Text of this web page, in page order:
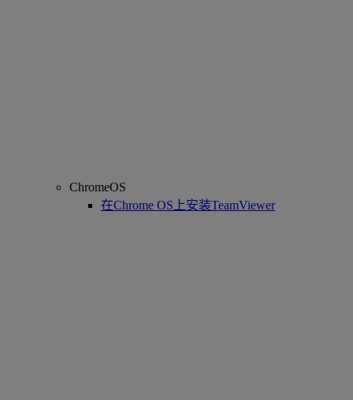
ChromeOS
在Chrome OS上安装TeamViewer